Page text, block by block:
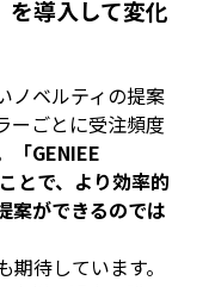
を導入して変化
ノベルティの提案
ーごとに受注頻度
「GENIEE
とで、より効率的
案ができるのでは
期待しています。